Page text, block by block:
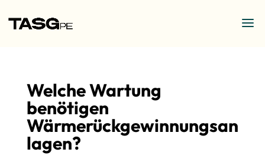
Welche Wartung
benötigen
Wärmerückgewinnungsan
lagen?